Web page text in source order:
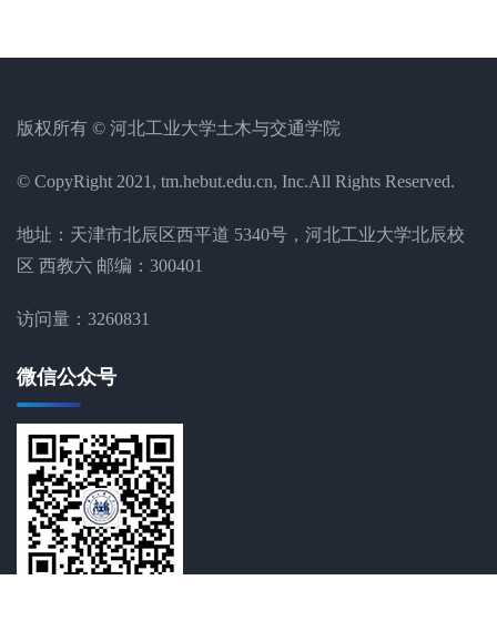
版权所有 © 河北工业大学土木与交通学院
© CopyRight 2021, tm.hebut.edu.cn, Inc.All Rights Reserved.
地址：天津市北辰区西平道 5340号，河北工业大学北辰校
区 西教六 邮编：300401
访问量： 3260831
微信公众号